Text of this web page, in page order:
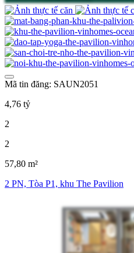
Mã tin đăng: SAUN2051
4,76 tỷ
2
2
57,80 m²
2 PN, Tòa P1, khu The Pavilion